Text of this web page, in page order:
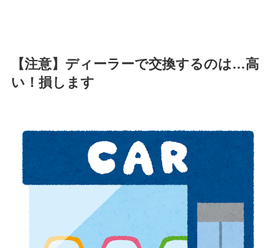
【注意】ディーラーで交換するのは…高
い！損します